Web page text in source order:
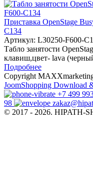
Приставка OpenStage
C134
Артикул: L30250-F600-
Табло занятости
клавиш,цвет- lava
Подробнее
Copyright
JoomShopping Download
+7 499
98
© 2017 - 2026. HIPATH-